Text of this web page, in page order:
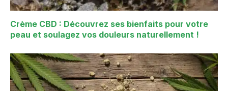
Crème CBD : Découvrez ses bienfaits pour votre
peau et soulagez vos douleurs naturellement !